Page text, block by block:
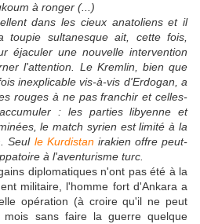
à ronger (...)
dans les cieux anatoliens et il
sultanesque ait, cette fois,
éjaculer une nouvelle intervention
l'attention. Le Kremlin, bien que
inexplicable vis-à-vis d'Erdogan, a
rouges à ne pas franchir et celles-
: les parties libyenne et
le match syrien est limité à la
Seul le Kurdistanirakien offre peut-
à l'aventurisme turc.
diplomatiques n'ont pas été à la
militaire, l'homme fort d'Ankara a
opération (à croire qu'il ne peut
sans faire la guerre quelque